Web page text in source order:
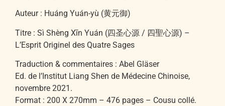
Auteur : Huáng Yuán-yù (黄元御)
Titre : Sì Shèng Xīn Yuán (四圣心源 / 四聖心源) –
L’Esprit Originel des Quatre Sages
Traduction & commentaires : Abel Gläser
Ed. de l’Institut Liang Shen de Médecine Chinoise,
novembre 2021.
Format : 200 X 270mm – 476 pages – Cousu collé.